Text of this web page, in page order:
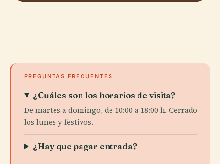
PREGUNTAS FRECUENTES
¿Cuáles son los horarios de visita?
De martes a domingo, de 10:00 a 18:00 h. Cerrado
los lunes y festivos.
¿Hay que pagar entrada?